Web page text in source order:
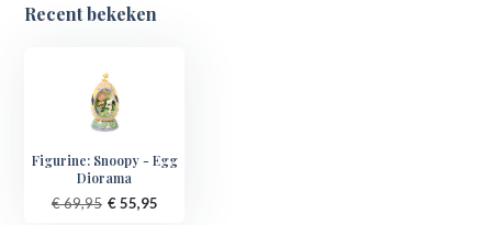
Recent bekeken
Figurine: Snoopy - Egg
Diorama
€ 69,95 € 55,95